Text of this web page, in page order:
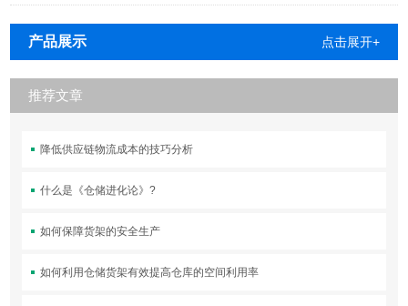
产品展示 点击展开+
推荐文章
降低供应链物流成本的技巧分析
什么是《仓储进化论》?
如何保障货架的安全生产
如何利用仓储货架有效提高仓库的空间利用率